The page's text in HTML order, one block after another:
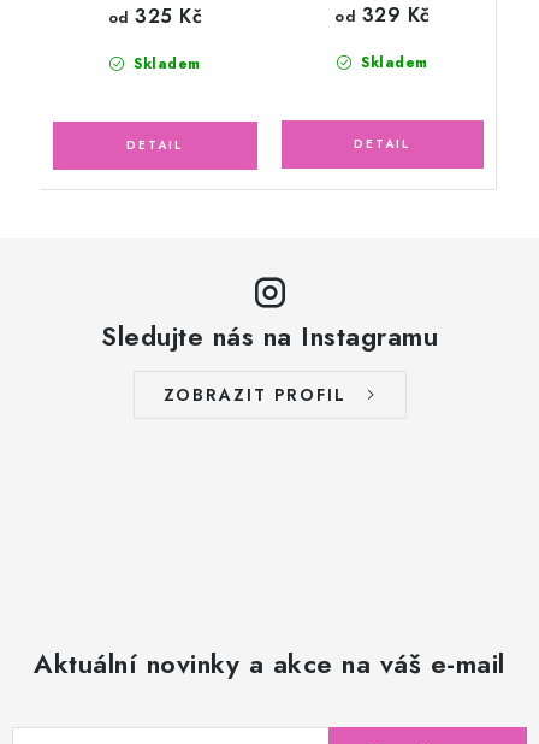
Skladem
od 325 Kč
Skladem
od 329 Kč
Sledujte nás na Instagramu
ZOBRAZIT PROFIL
Aktuální novinky a akce na váš e-mail